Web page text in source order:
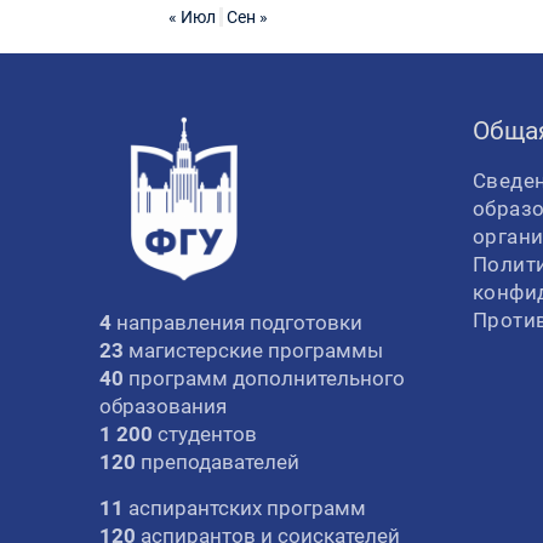
« Июл Сен »
4 направления подготовки
23 магистерские программы
40 программ дополнительного
образования
1 200 студентов
120 преподавателей
11 аспирантских программ
120 аспирантов и соискателей